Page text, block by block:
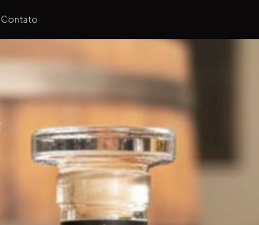
Contato